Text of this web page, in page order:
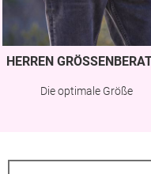
HERREN
Die optimale Größe